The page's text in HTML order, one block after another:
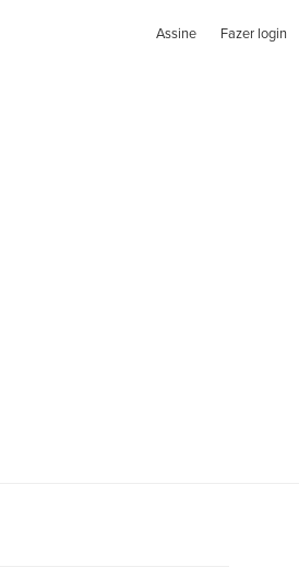
Assine Fazer login